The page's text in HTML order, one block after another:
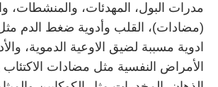
مدرات البول، المهدئات، والمنشطات،
(مضادات)، القلب وأدوية ضغط الدم مثل
ادوية مسببة لضيق الاوعية الدموية،
الأمراض النفسية مثل مضادات